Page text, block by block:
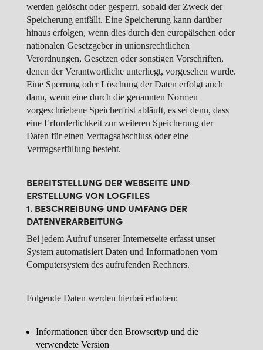
werden gelöscht oder gesperrt, sobald der Zweck der
Speicherung entfällt. Eine Speicherung kann darüber
hinaus erfolgen, wenn dies durch den europäischen oder
nationalen Gesetzgeber in unionsrechtlichen
Verordnungen, Gesetzen oder sonstigen Vorschriften,
denen der Verantwortliche unterliegt, vorgesehen wurde.
Eine Sperrung oder Löschung der Daten erfolgt auch
dann, wenn eine durch die genannten Normen
vorgeschriebene Speicherfrist abläuft, es sei denn, dass
eine Erforderlichkeit zur weiteren Speicherung der
Daten für einen Vertragsabschluss oder eine
Vertragserfüllung besteht.
BEREITSTELLUNG DER WEBSEITE UND
ERSTELLUNG VON LOGFILES
1. BESCHREIBUNG UND UMFANG DER
DATENVERARBEITUNG
Bei jedem Aufruf unserer Internetseite erfasst unser
System automatisiert Daten und Informationen vom
Computersystem des aufrufenden Rechners.
Folgende Daten werden hierbei erhoben:
Informationen über den Browsertyp und die
verwendete Version